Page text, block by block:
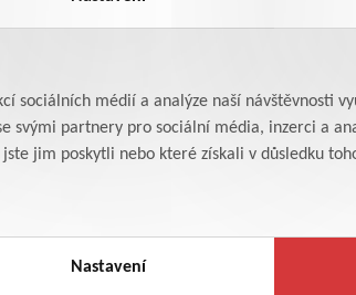
sociálních médií a analýze naší návštěvnosti
svými partnery pro sociální média, inzerci a
jim poskytli nebo které získali v důsledku
Nastavení